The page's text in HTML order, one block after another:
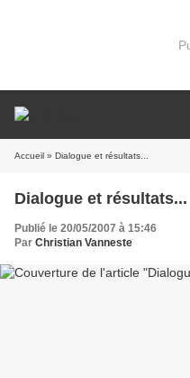
Accueil » Dialogue et résultats...
Dialogue et résultats...
Publié le 20/05/2007 à 15:46
Par Christian Vanneste